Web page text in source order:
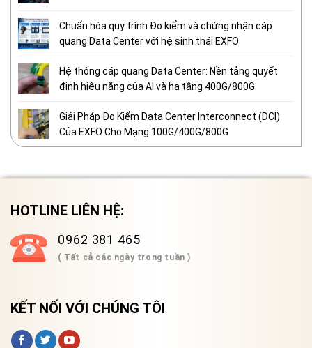
Chuẩn hóa quy trình Đo kiểm và chứng nhận cáp
quang Data Center với hệ sinh thái EXFO
Hệ thống cáp quang Data Center: Nền tảng quyết
định hiệu năng của AI và hạ tầng 400G/800G
Giải Pháp Đo Kiểm Data Center Interconnect (DCI)
Của EXFO Cho Mạng 100G/400G/800G
HOTLINE LIÊN HỆ:
0962 381 465
( Tất cả các ngày trong tuần )
KẾT NỐI VỚI CHÚNG TÔI